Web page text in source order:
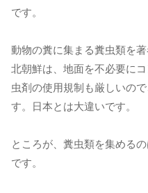
です。
動物の糞に集まる糞虫類を
北朝鮮は、地面を不必要に
虫剤の使用規制も厳しいの
す。日本とは大違いです。
ところが、糞虫類を集める
です。